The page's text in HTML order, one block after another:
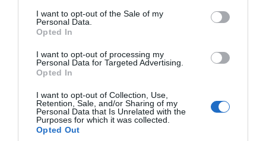
I want to opt-out of the Sale of my
Personal Data.
Opted In
I want to opt-out of processing my
Personal Data for Targeted Advertising.
Opted In
I want to opt-out of Collection, Use,
Retention, Sale, and/or Sharing of my
Personal Data that Is Unrelated with the
Purposes for which it was collected.
Opted Out